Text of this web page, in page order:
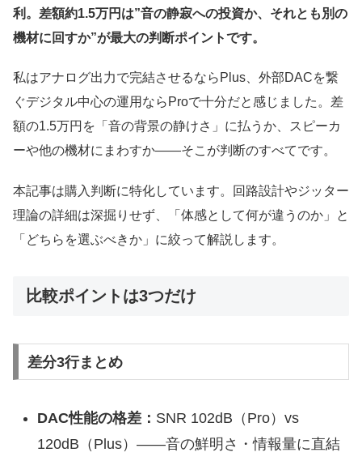
利。差額約1.5万円は”音の静寂への投資か、それとも別の
機材に回すか”が最大の判断ポイントです。
私はアナログ出力で完結させるならPlus、外部DACを繋
ぐデジタル中心の運用ならProで十分だと感じました。差
額の1.5万円を「音の背景の静けさ」に払うか、スピーカ
ーや他の機材にまわすか——そこが判断のすべてです。
本記事は購入判断に特化しています。回路設計やジッター
理論の詳細は深掘りせず、「体感として何が違うのか」と
「どちらを選ぶべきか」に絞って解説します。
比較ポイントは3つだけ
差分3行まとめ
DAC性能の格差： SNR 102dB（Pro）vs
120dB（Plus）——音の鮮明さ・情報量に直結